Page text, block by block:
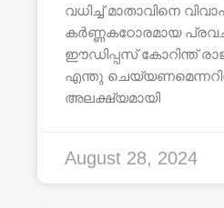
വധിച്ച് മാതാവിനെ
കർണ്ണകഠോരമായ
ഈഡിപ്പസ് കോറിന്ത്
എന്തു
അലക്ഷ്യമായി
August 28, 2024